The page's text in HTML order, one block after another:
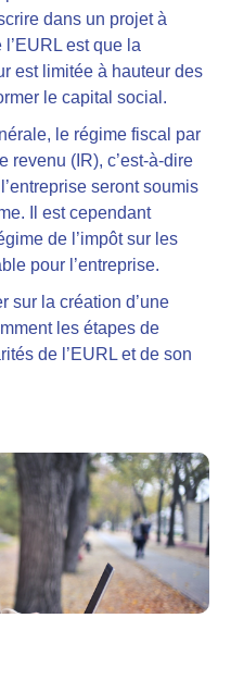
dans un projet à
est que la
est limitée à hauteur des
le capital social.
le régime fiscal par
revenu (IR), c’est-à-dire
seront soumis
. Il est cependant
de l’impôt sur les
pour l’entreprise.
sur la création d’une
les étapes de
de l’EURL et de son